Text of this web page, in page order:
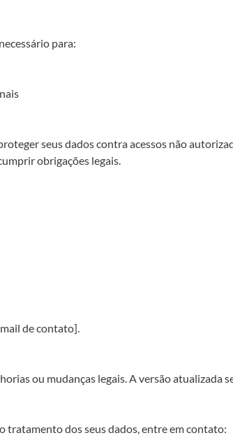
para:
seus dados contra acessos não
obrigações legais.
de contato].
ou mudanças legais. A versão atualizada
tratamento dos seus dados, entre em contato: